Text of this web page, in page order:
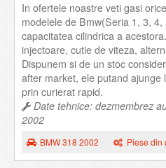
In ofertele noastre veti gasi
modelele de Bmw(Seria 1, 3,
capacitatea cilindrica a
injectoare, cutie de viteza,
Dispunem si de un stoc
after market, ele putand ajunge
prin curierat rapid.
Date tehnice: dezmembrez
2002
BMW 318 2002 Piese din